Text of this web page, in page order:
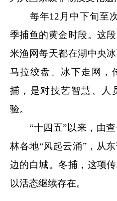
每年12月中下旬至次
季捕鱼的黄金时段。这
米渔网每天都在湖中央
马拉绞盘、冰下走网，
捕，是对技艺智慧、人
验。
“十四五”以来，由查
林各地“风起云涌”，从
边的白城。冬捕，这项
以活态继续存在。